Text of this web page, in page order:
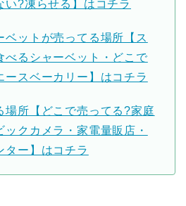
い?凍らせる】はコチラ
ベットが売ってる場所【ス
べるシャーベット・どこで
ースベーカリー】はコチラ
場所【どこで売ってる?家庭
ックカメラ・家電量販店・
ター】はコチラ